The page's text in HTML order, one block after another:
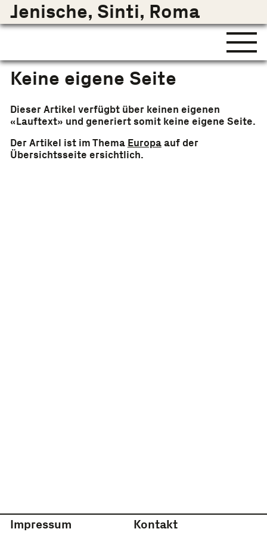
Jenische, Sinti, Roma
Keine eigene Seite
Dieser Artikel verfügbt über keinen eigenen
«Lauftext» und generiert somit keine eigene Seite.
Der Artikel ist im Thema Europaauf der
Übersichtsseite ersichtlich.
Impressum Kontakt